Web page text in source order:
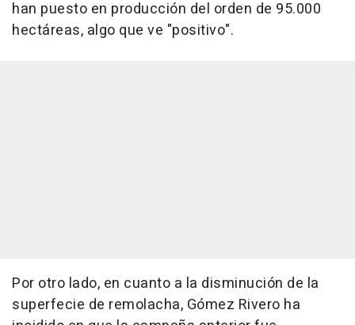
han puesto en producción del orden de 95.000
hectáreas, algo que ve "positivo".
Por otro lado, en cuanto a la disminución de la
superfecie de remolacha, Gómez Rivero ha